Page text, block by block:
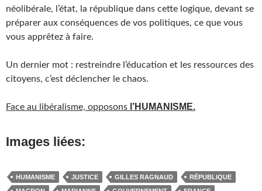
néolibérale, l’état, la république dans cette logique, devant se
préparer aux conséquences de vos politiques, ce que vous
vous apprêtez à faire.
Un dernier mot : restreindre l’éducation et les ressources des
citoyens, c’est déclencher le chaos.
Face au libéralisme, opposons l’HUMANISME.
Images liées:
HUMANISME JUSTICE GILLES RAGNAUD
RÉPUBLIQUE